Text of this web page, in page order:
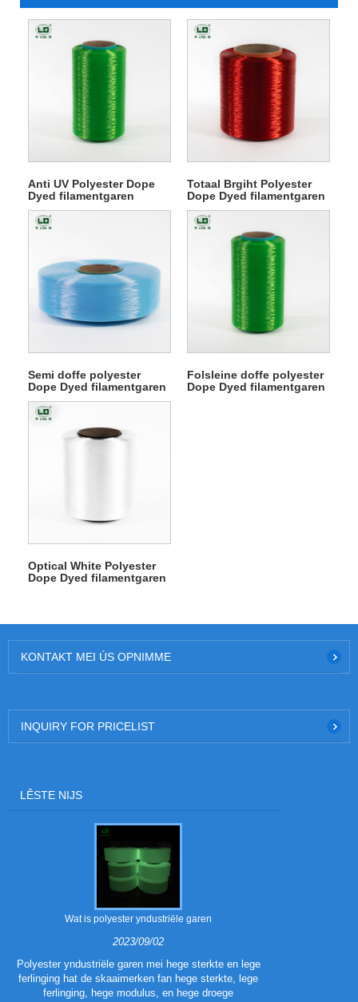
Anti UV Polyester Dope
Dyed filamentgaren
Totaal Brgiht Polyester
Dope Dyed filamentgaren
Semi doffe polyester
Dope Dyed filamentgaren
Folsleine doffe polyester
Dope Dyed filamentgaren
Optical White Polyester
Dope Dyed filamentgaren
KONTAKT MEI ÚS OPNIMME
INQUIRY FOR PRICELIST
LÊSTE NIJS
Wat is polyester yndustriële garen
2023/09/02
Polyester yndustriële garen mei hege sterkte en lege
ferlinging hat de skaaimerken fan hege sterkte, lege
ferlinging, hege modulus, en hege droege